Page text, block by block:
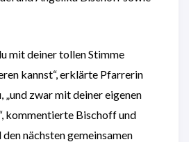
mit deiner tollen Stimme
kannst“, erklärte Pfarrerin
„und zwar mit deiner eigenen
kommentierte Bischoff und
nächsten gemeinsamen